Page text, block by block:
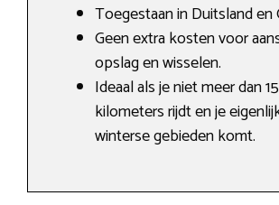
Toegestaan in Duitsland en
Geen extra kosten voor
opslag en wisselen.
Ideaal als je niet meer dan
kilometers rijdt en je
winterse gebieden komt.